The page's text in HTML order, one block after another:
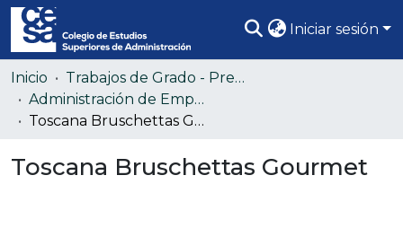
Iniciar sesión
Comunidades
Todo DSpace
Inicio
Trabajos de Grado - Pregrado
Administración de Empresas (Colección confidencial)
Toscana Bruschettas Gourmet
Toscana Bruschettas Gourmet